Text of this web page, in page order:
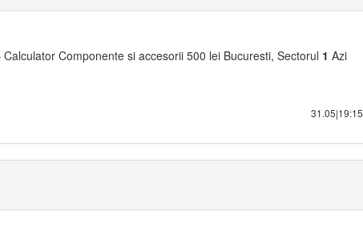
Calculator Componente si accesorii 500 lei Bucuresti, Sectorul 1 Azi
31.05|19:15